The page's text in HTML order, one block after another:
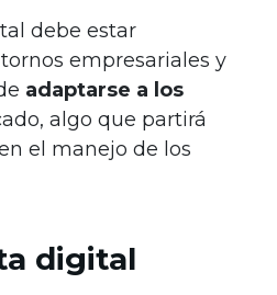
debe estar
empresariales y
adaptarse a los
algo que partirá
el manejo de los
digital